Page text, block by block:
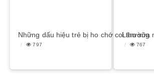
Những dấu hiệu trẻ bị ho chớ coi thường
797
Làm sữa
767